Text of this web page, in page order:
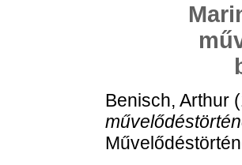
Benisch, Arthur